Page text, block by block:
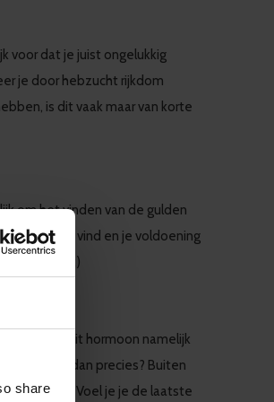
share
voor dat je juist ongelukkig
je door hebzucht rijkdom
is dit vaak maar van korte
om het vinden van de gulden
écht leuk vind en je voldoening
vanzelf ;)
kan dit hormoon namelijk
D dan precies? Buiten
Voel je je de laatste